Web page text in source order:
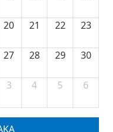
20 21 22 23
27 28 29 30
3 4 5 6